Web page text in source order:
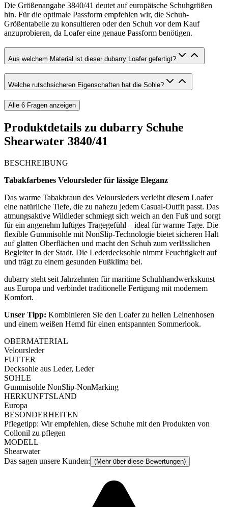
Die Größenangabe 3840/41 deutet auf europäische Schuhgrößen
hin. Für die optimale Passform empfehlen wir, die Schuh-
Größentabelle zu konsultieren oder den Schuh vor dem Kauf
anzuprobieren, da Loafer eine genaue Passform benötigen.
Aus welchem Material ist dieser dubarry Loafer gefertigt?
Welche rutschsicheren Eigenschaften hat die Sohle?
Alle 6 Fragen anzeigen
Produktdetails zu dubarry Schuhe
Shearwater 3840/41
BESCHREIBUNG
Tabakfarbenes Veloursleder für lässige Eleganz
Das warme Tabakbraun des Veloursleders verleiht diesem Loafer
eine natürliche Tiefe, die zu nahezu jedem Casual-Outfit passt. Das
atmungsaktive Wildleder schmiegt sich weich an den Fuß und sorgt
für ein angenehm luftiges Tragegefühl – ideal für warme Tage. Die
flexible Gummisohle mit NonSlip-Technologie bietet sicheren Halt
auf glatten Oberflächen und macht den Schuh zum verlässlichen
Begleiter in der Stadt. Die Lederdecksohle nimmt Feuchtigkeit auf
und trägt zu einem gesunden Fußklima bei.
dubarry steht seit Jahrzehnten für maritime Schuhhandwerkskunst
aus Europa und verbindet traditionelle Fertigung mit modernem
Komfort.
Unser Tipp: Kombinieren Sie den Loafer zu hellen Leinenhosen
und einem weißen Hemd für einen entspannten Sommerlook.
OBERMATERIAL
Veloursleder
FUTTER
Decksohle aus Leder, Leder
SOHLE
Gummisohle NonSlip-NonMarking
HERKUNFTSLAND
Europa
BESONDERHEITEN
Pflegetipp: Wir empfehlen, diese Schuhe mit den Produkten von
Collonil zu pflegen
MODELL
Shearwater
Das sagen unsere Kunden: (Mehr über diese Bewertungen)